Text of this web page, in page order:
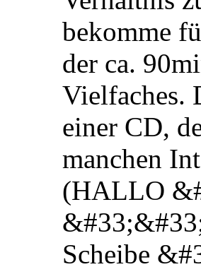
bekomme
der ca.
Vielfaches.
einer CD,
manchen
(HALLO
Scheibe